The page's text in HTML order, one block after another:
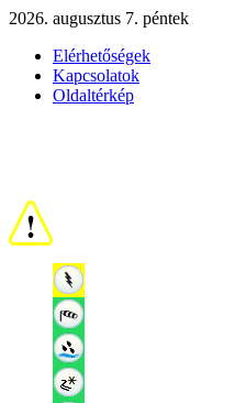
2026. augusztus 7. péntek
Elérhetőségek
Kapcsolatok
Oldaltérkép